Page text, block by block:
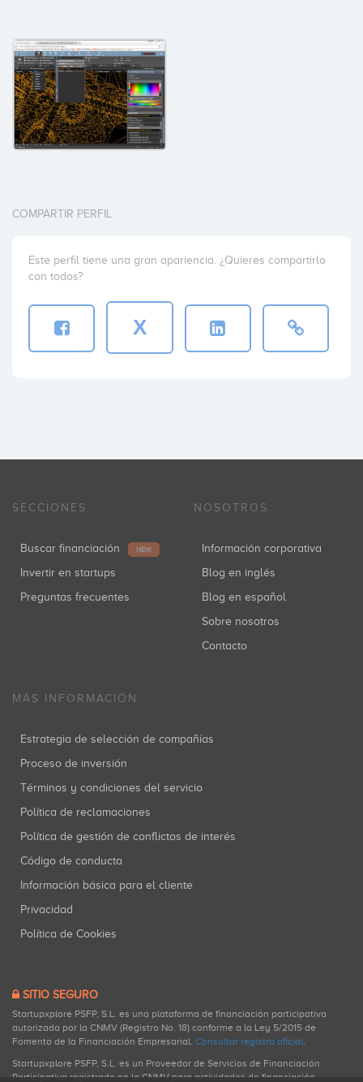
COMPARTIR PERFIL
Este perfil tiene una gran apariencia. ¿Quieres compartirlo
con todos?
X
SECCIONES
Buscar financiación NEW
Invertir en startups
Preguntas frecuentes
NOSOTROS
Información corporativa
Blog en inglés
Blog en español
Sobre nosotros
Contacto
MÁS INFORMACIÓN
Estrategia de selección de compañías
Proceso de inversión
Términos y condiciones del servicio
Política de reclamaciones
Política de gestión de conflictos de interés
Código de conducta
Información básica para el cliente
Privacidad
Política de Cookies
SITIO SEGURO
Startupxplore PSFP, S.L. es una plataforma de financiación participativa
autorizada por la CNMV (Registro No. 18) conforme a la Ley 5/2015 de
Fomento de la Financiación Empresarial. Consultar registro oficial.
Startupxplore PSFP, S.L. es un Proveedor de Servicios de Financiación
Participativa registrado en la CNMV para actividades de financiación